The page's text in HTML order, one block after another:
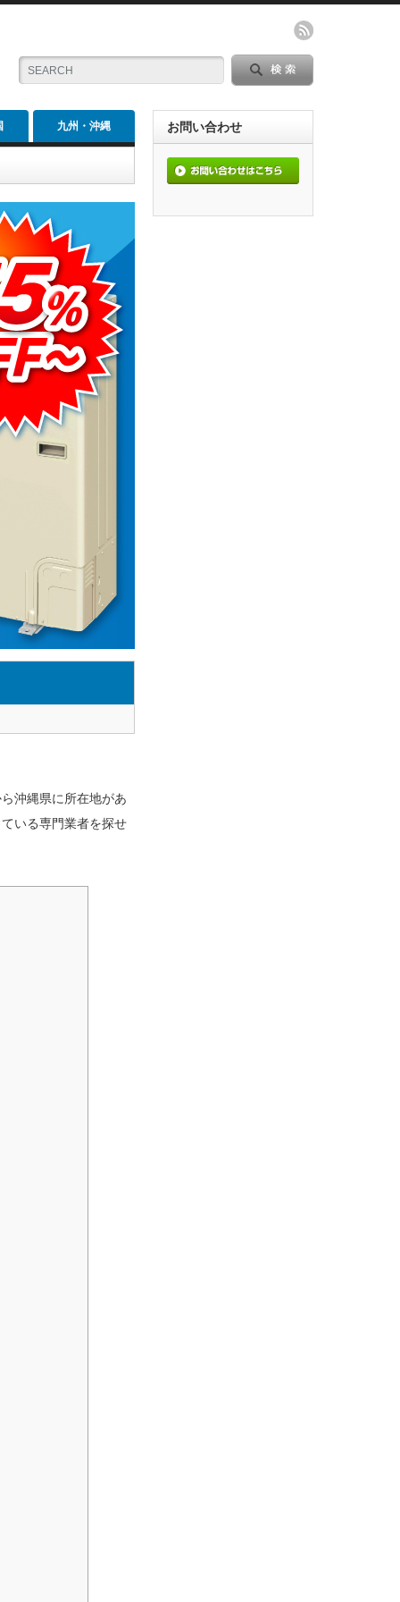
九州・沖縄
沖縄県に所在地があ
いる専門業者を探せ
お問い合わせ